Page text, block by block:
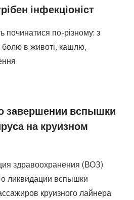
інфекціоніст
починатися по-різному: з
болю в животі, кашлю,
завершении вспышки
на круизном
здравоохранения (ВОЗ)
ликвидации вспышки
круизного лайнера